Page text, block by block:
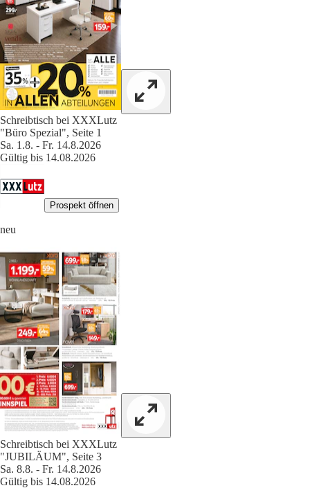
Schreibtisch bei XXXLutz
"Büro Spezial", Seite 1
Sa. 1.8. - Fr. 14.8.2026
Gültig bis 14.08.2026
Prospekt öffnen
neu
Schreibtisch bei XXXLutz
"JUBILÄUM", Seite 3
Sa. 8.8. - Fr. 14.8.2026
Gültig bis 14.08.2026